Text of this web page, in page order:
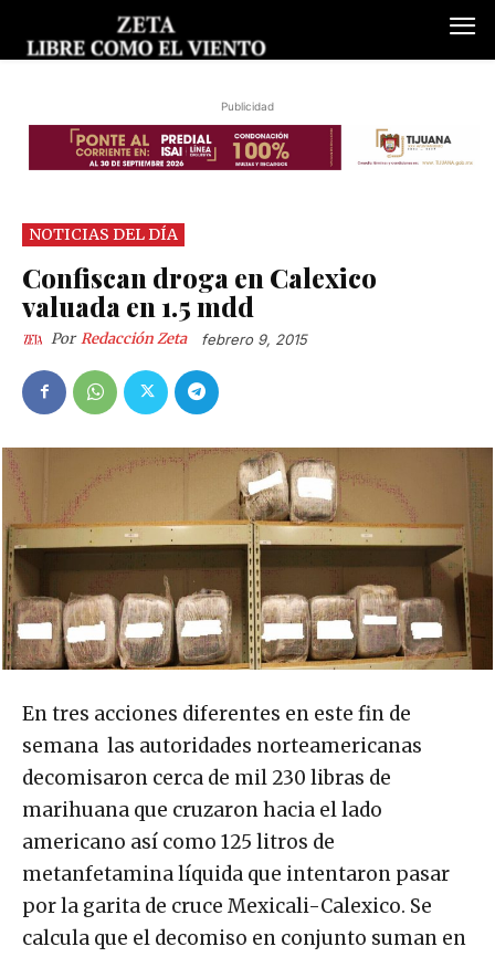
Publicidad
NOTICIAS DEL DÍA
Confiscan droga en Calexico
valuada en 1.5 mdd
Por Redacción Zeta febrero 9, 2015
En tres acciones diferentes en este fin de
semana las autoridades norteamericanas
decomisaron cerca de mil 230 libras de
marihuana que cruzaron hacia el lado
americano así como 125 litros de
metanfetamina líquida que intentaron pasar
por la garita de cruce Mexicali-Calexico. Se
calcula que el decomiso en conjunto suman en